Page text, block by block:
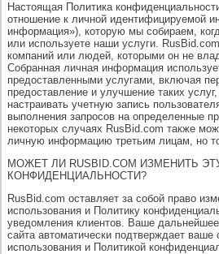
Настоящая Политика
отношение к личной идентифицируемой
информация»), которую мы собираем,
или используете наши услуги.
компаний или людей, которыми он не
Собранная личная информация
предоставленными услугами, включая
предоставление и улучшение таких
настраивать учетную запись
выполнения запросов на определенные
некоторых случаях RusBid.com также
личную информацию третьим лицам, но
МОЖЕТ ЛИ RUSBID.COM ИЗМЕНИТЬ
КОНФИДЕНЦИАЛЬНОСТИ?
RusBid.com оставляет за собой право
использования и Политику
уведомления клиентов. Ваше
сайта автоматически подтверждает ваше
использования и Политикой